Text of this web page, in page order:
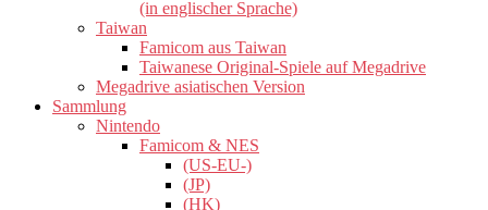
(in englischer Sprache)
Taiwan
Famicom aus Taiwan
Taiwanese Original-Spiele auf Megadrive
Megadrive asiatischen Version
Sammlung
Nintendo
Famicom & NES
(US-EU-)
(JP)
(HK)